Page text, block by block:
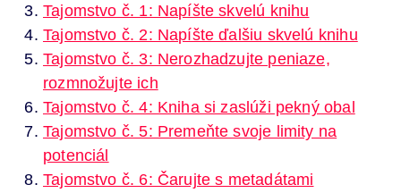
Tajomstvo č. 1: Napíšte skvelú knihu
Tajomstvo č. 2: Napíšte ďalšiu skvelú knihu
Tajomstvo č. 3: Nerozhadzujte peniaze,
rozmnožujte ich
Tajomstvo č. 4: Kniha si zaslúži pekný obal
Tajomstvo č. 5: Premeňte svoje limity na
potenciál
Tajomstvo č. 6: Čarujte s metadátami